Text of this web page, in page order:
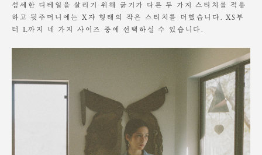
섬세한 디테일을 살리기 위해 굵기가 다른 두 가지 스티치를 적용
하고 뒷주머니에는 X자 형태의 작은 스티치를 더했습니다. XS부
터 L까지 네 가지 사이즈 중에 선택하실 수 있습니다.